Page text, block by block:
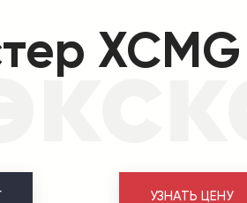
XCMG
УЗНАТЬ ЦЕНУ